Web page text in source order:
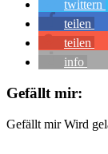
twittern
teilen
teilen
info
Gefällt mir:
Gefällt mir Wird